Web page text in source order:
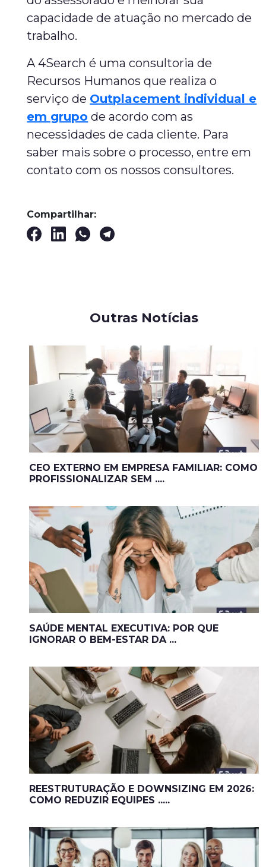
capacidade de atuação no mercado de
trabalho.
A 4Search é uma consultoria de
Recursos Humanos que realiza o
serviço de Outplacement individual e
em grupo de acordo com as
necessidades de cada cliente. Para
saber mais sobre o processo, entre em
contato com os nossos consultores.
Compartilhar:
Outras Notícias
CEO EXTERNO EM EMPRESA FAMILIAR: COMO
PROFISSIONALIZAR SEM ....
SAÚDE MENTAL EXECUTIVA: POR QUE
IGNORAR O BEM-ESTAR DA ...
REESTRUTURAÇÃO E DOWNSIZING EM 2026:
COMO REDUZIR EQUIPES .....